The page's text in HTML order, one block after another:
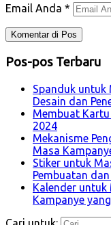
Email Anda *
Pos-pos Terbaru
Spanduk untuk
Desain dan
Membuat
2024
Mekanisme
Masa
Stiker untuk
Pembuatan
Kalender untuk
Kampanye